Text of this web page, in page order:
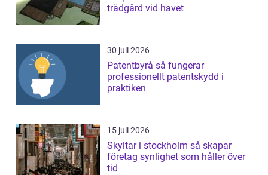
trädgård vid havet
30 juli 2026
Patentbyrå så fungerar
professionellt patentskydd i
praktiken
15 juli 2026
Skyltar i stockholm så skapar
företag synlighet som håller över
tid